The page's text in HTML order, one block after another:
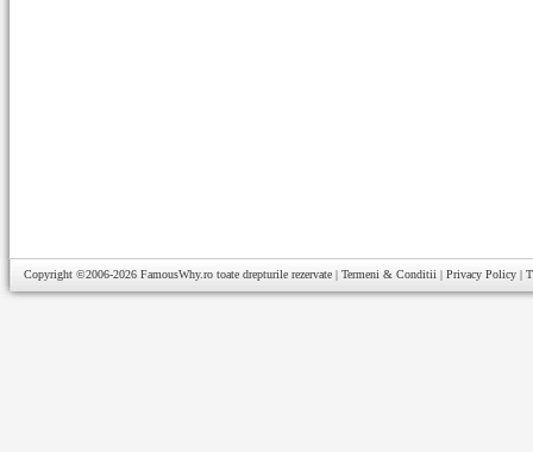
Copyright ©2006-2026 FamousWhy.ro toate drepturile rezervate | Termeni & Conditii | Privacy Policy |